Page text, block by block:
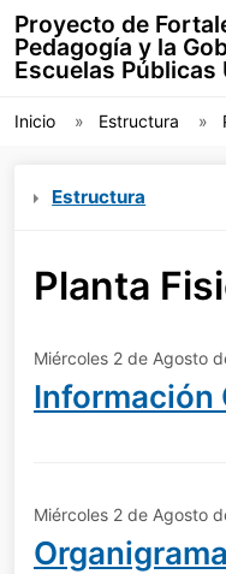
Proyecto de
Pedagogía y la
Escuelas Públicas
Inicio Estructura
Estructura
Planta
Miércoles 2 de Agosto
Información
Miércoles 2 de Agosto
Organigrama